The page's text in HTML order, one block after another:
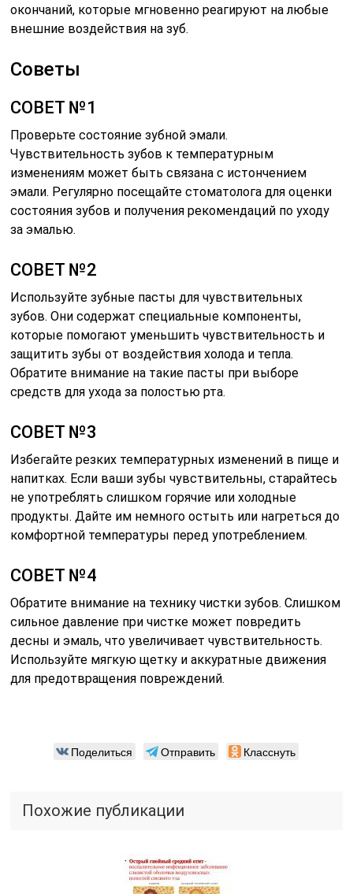
окончаний, которые мгновенно реагируют на любые
внешние воздействия на зуб.
Советы
СОВЕТ №1
Проверьте состояние зубной эмали.
Чувствительность зубов к температурным
изменениям может быть связана с истончением
эмали. Регулярно посещайте стоматолога для оценки
состояния зубов и получения рекомендаций по уходу
за эмалью.
СОВЕТ №2
Используйте зубные пасты для чувствительных
зубов. Они содержат специальные компоненты,
которые помогают уменьшить чувствительность и
защитить зубы от воздействия холода и тепла.
Обратите внимание на такие пасты при выборе
средств для ухода за полостью рта.
СОВЕТ №3
Избегайте резких температурных изменений в пище и
напитках. Если ваши зубы чувствительны, старайтесь
не употреблять слишком горячие или холодные
продукты. Дайте им немного остыть или нагреться до
комфортной температуры перед употреблением.
СОВЕТ №4
Обратите внимание на технику чистки зубов. Слишком
сильное давление при чистке может повредить
десны и эмаль, что увеличивает чувствительность.
Используйте мягкую щетку и аккуратные движения
для предотвращения повреждений.
Поделиться Отправить Класснуть
Похожие публикации